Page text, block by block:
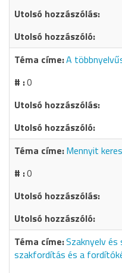
A
0
Mennyit
0
Szaknyelv
szakfordítás és a